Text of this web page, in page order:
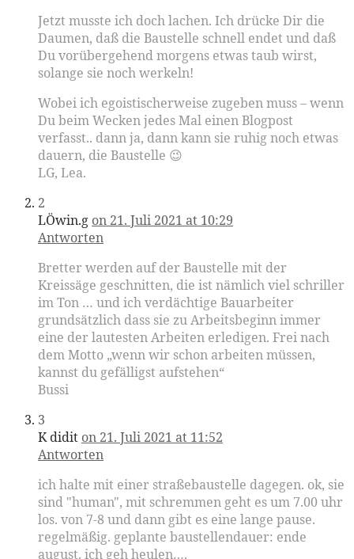
Jetzt musste ich doch lachen. Ich drücke Dir die
Daumen, daß die Baustelle schnell endet und daß
Du vorübergehend morgens etwas taub wirst,
solange sie noch werkeln!
Wobei ich egoistischerweise zugeben muss – wenn
Du beim Wecken jedes Mal einen Blogpost
verfasst.. dann ja, dann kann sie ruhig noch etwas
dauern, die Baustelle 😉
LG, Lea.
2
LÖwin.g on 21. Juli 2021 at 10:29
Antworten
Bretter werden auf der Baustelle mit der
Kreissäge geschnitten, die ist nämlich viel schriller
im Ton … und ich verdächtige Bauarbeiter
grundsätzlich dass sie zu Arbeitsbeginn immer
eine der lautesten Arbeiten erledigen. Frei nach
dem Motto „wenn wir schon arbeiten müssen,
kannst du gefälligst aufstehen“
Bussi
3
K didit on 21. Juli 2021 at 11:52
Antworten
ich halte mit einer straßebaustelle dagegen. ok, sie
sind "human", mit schremmen geht es um 7.00 uhr
los. von 7-8 und dann gibt es eine lange pause.
regelmäßig. geplante baustellendauer: ende
august. ich geh heulen….